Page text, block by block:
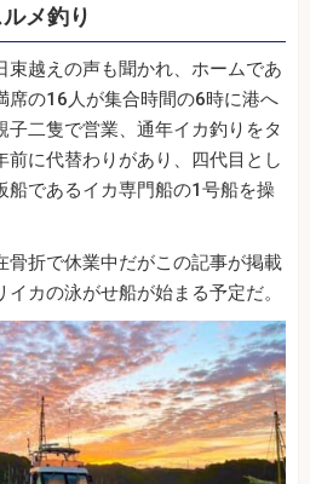
メ釣り
束越えの声も聞かれ、ホームであ
席の16人が集合時間の6時に港へ
子二隻で営業、通年イカ釣りをタ
前に代替わりがあり、四代目とし
船であるイカ専門船の1号船を操
骨折で休業中だがこの記事が掲載
カの泳がせ船が始まる予定だ。